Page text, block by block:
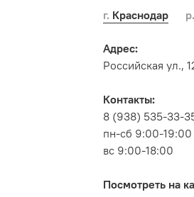
г. Краснодар
Адрес:
Российская ул.,
Контакты:
8 (938) 535-33-
пн-сб 9:00-19:00
вс 9:00-18:00
Посмотреть на